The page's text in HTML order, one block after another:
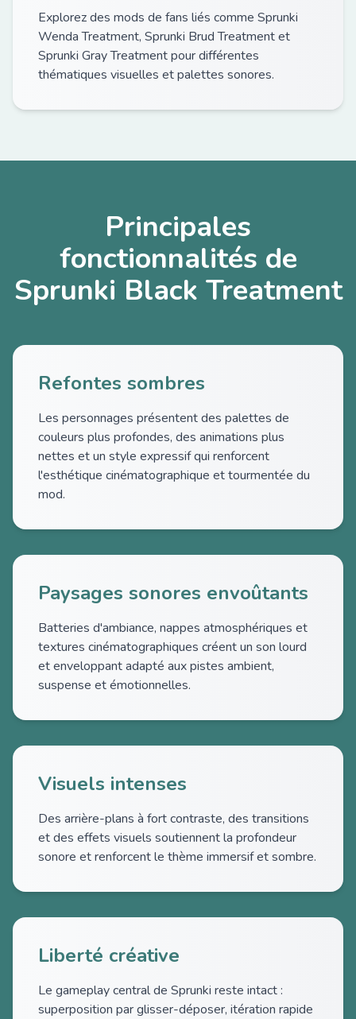
Explorez des mods de fans liés comme Sprunki
Wenda Treatment, Sprunki Brud Treatment et
Sprunki Gray Treatment pour différentes
thématiques visuelles et palettes sonores.
Principales
fonctionnalités de
Sprunki Black Treatment
Refontes sombres
Les personnages présentent des palettes de
couleurs plus profondes, des animations plus
nettes et un style expressif qui renforcent
l'esthétique cinématographique et tourmentée du
mod.
Paysages sonores envoûtants
Batteries d'ambiance, nappes atmosphériques et
textures cinématographiques créent un son lourd
et enveloppant adapté aux pistes ambient,
suspense et émotionnelles.
Visuels intenses
Des arrière-plans à fort contraste, des transitions
et des effets visuels soutiennent la profondeur
sonore et renforcent le thème immersif et sombre.
Liberté créative
Le gameplay central de Sprunki reste intact :
superposition par glisser-déposer, itération rapide